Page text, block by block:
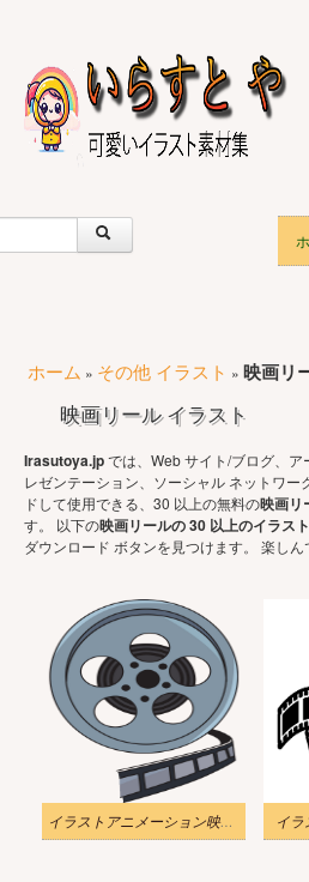
ホーム » その他 イラスト » 映画リ
映画リール イラスト
Irasutoya.jpでは、Web サイト/ブログ、
レゼンテーション、ソーシャル ネットワ
ドして使用できる、30 以上の無料の映画リ
す。 以下の映画リールの 30 以上のイラスト
ダウンロード ボタンを見つけます。 楽し
イラストアニメーション映画リールpng透明 イ